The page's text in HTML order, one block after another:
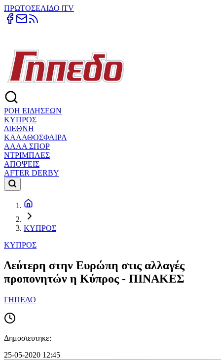
ΠΡΩΤΟΣΕΛΙΔΟ |TV
ΡΟΗ ΕΙΔΗΣΕΩΝ
ΚΥΠΡΟΣ
ΔΙΕΘΝΗ
ΚΑΛΑΘΟΣΦΑΙΡΑ
ΑΛΛΑ ΣΠΟΡ
ΝΤΡΙΜΠΛΕΣ
ΑΠΟΨΕΙΣ
AFTER DERBY
ΚΥΠΡΟΣ
ΚΥΠΡΟΣ
Δεύτερη στην Ευρώπη στις αλλαγές
προπονητών η Κύπρος - ΠΙΝΑΚEΣ
ΓΗΠΕΔΟ
Δημοσιευτηκε:
25-05-2020 12:45